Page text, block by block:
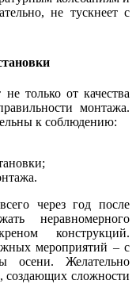
не тускнеет с
не только от качества
монтажа.
к соблюдению:
через год после
неравномерного
конструкций.
мероприятий – с
осени. Желательно
создающих сложности